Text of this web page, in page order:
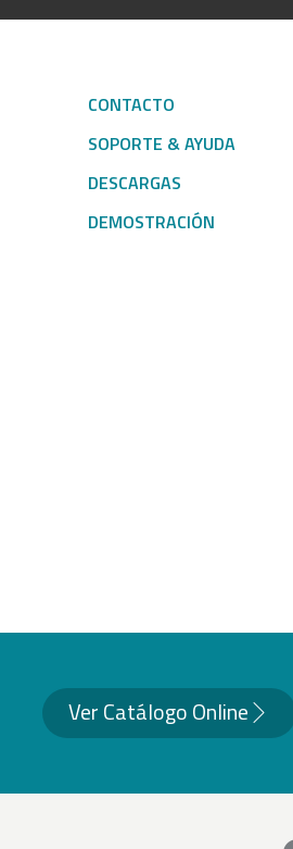
CONTACTO
SOPORTE & AYUDA
DESCARGAS
DEMOSTRACIÓN
Ver Catálogo Online